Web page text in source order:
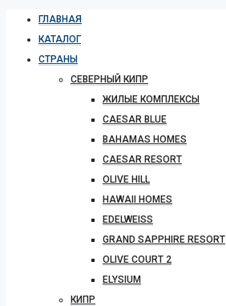
ГЛАВНАЯ
КАТАЛОГ
СТРАНЫ
СЕВЕРНЫЙ КИПР
ЖИЛЫЕ КОМПЛЕКСЫ
CAESAR BLUE
BAHAMAS HOMES
CAESAR RESORT
OLIVE HILL
HAWAII HOMES
EDELWEISS
GRAND SAPPHIRE RESORT
OLIVE COURT 2
ELYSIUM
КИПР